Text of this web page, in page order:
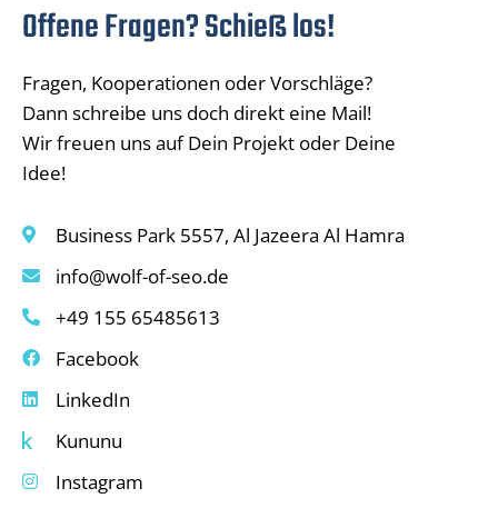
Offene Fragen? Schieß los!
Fragen, Kooperationen oder Vorschläge?
Dann schreibe uns doch direkt eine Mail!
Wir freuen uns auf Dein Projekt oder Deine
Idee!
Business Park 5557, Al Jazeera Al Hamra
info@wolf-of-seo.de
+49 155 65485613
Facebook
LinkedIn
Kununu
Instagram